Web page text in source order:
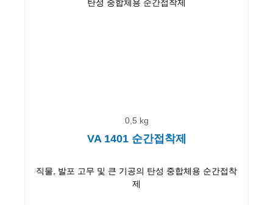
0,5 kg
VA 1401 순간접착제
직물, 발포 고무 및 큰 기공의 탄성 중합체용 순간접착
제